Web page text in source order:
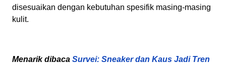
disesuaikan dengan kebutuhan spesifik masing-masing
kulit.
Menarik dibaca Survei: Sneaker dan Kaus Jadi Tren